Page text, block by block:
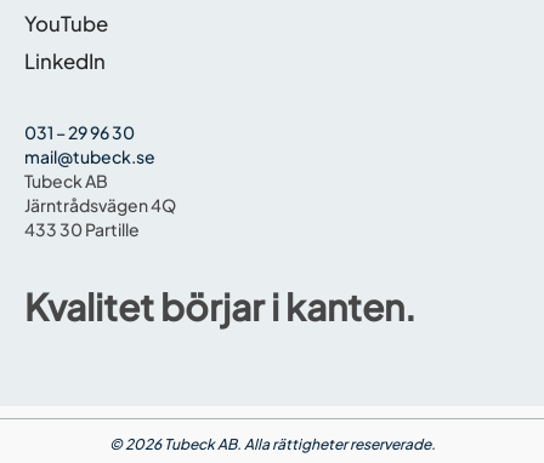
YouTube
LinkedIn
031 – 29 96 30
mail@tubeck.se
Tubeck AB
Järntrådsvägen 4Q
433 30 Partille
Kvalitet börjar i kanten.
© 2026 Tubeck AB. Alla rättigheter reserverade.